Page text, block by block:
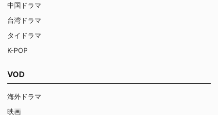
中国ドラマ
台湾ドラマ
タイドラマ
K-POP
VOD
海外ドラマ
映画